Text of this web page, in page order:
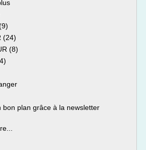
(24)
(8)
bon plan grâce à la newsletter